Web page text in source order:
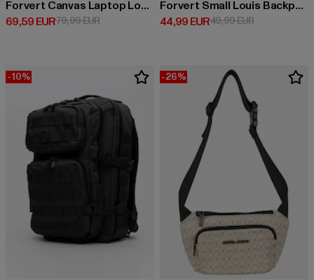
Forvert Canvas Laptop Louis
69,59 EUR
Derzeitiger Preis: 69,59 EUR
79,99 EURAktionspreis: 79,99 EUR
Forvert Small Louis Backpack
44,99 EUR
Derzeitiger Preis: 44,99 EUR
49,99 EURAktionspreis:
-10% -26%